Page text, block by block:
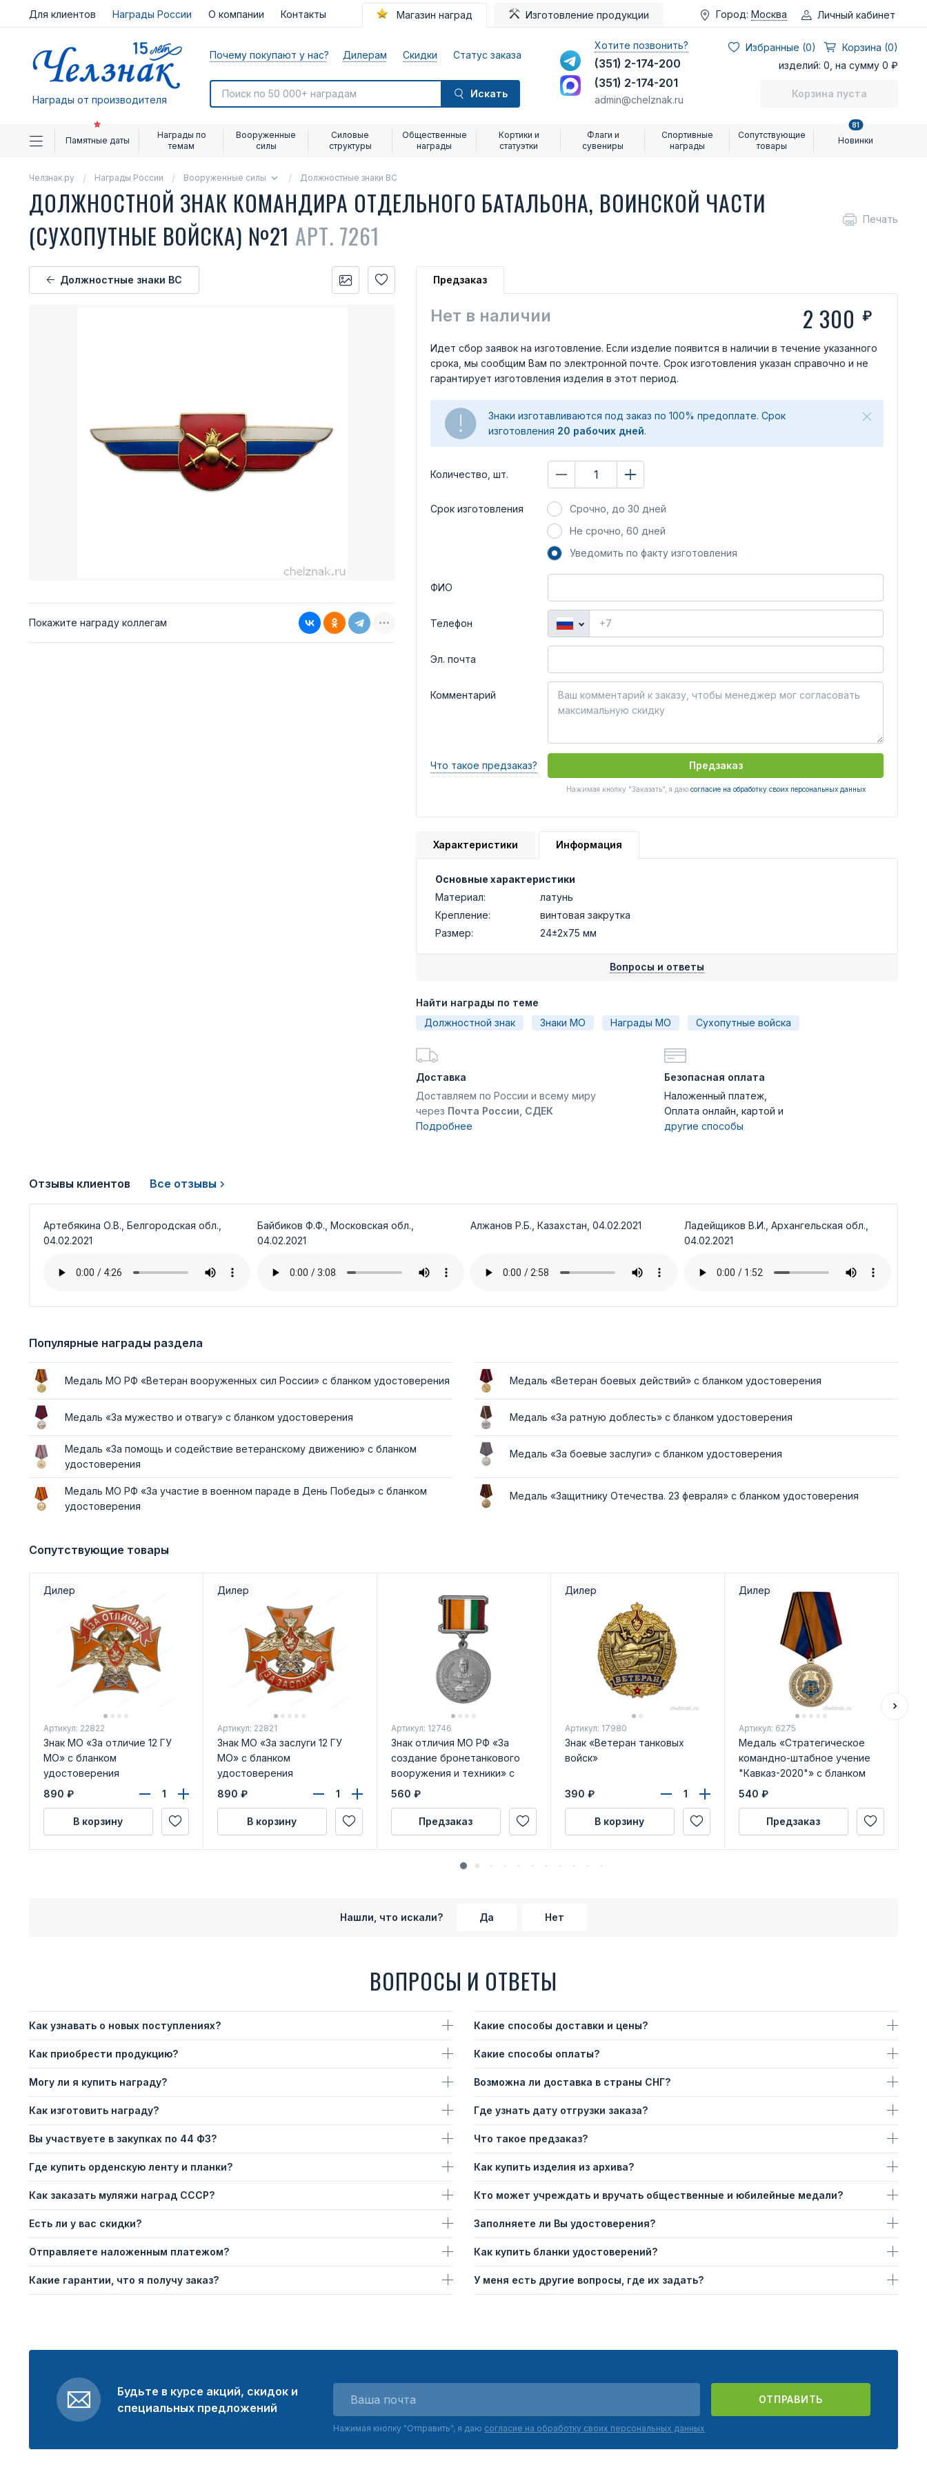
Для клиентов Награды России О компании Контакты Магазин наград Изготовление продукции Город: Москва Личный кабинет
Награды от производителя
Почему покупают у нас? Дилерам Скидки Статус заказа
Искать
Хотите позвонить?
(351) 2-174-200
(351) 2-174-201
admin@chelznak.ru
Избранные (0)
Корзина (0)
изделий: 0, на сумму 0 ₽
Корзина пуста
Памятные даты
Награды по
темам
Вооруженные
силы
Силовые
структуры
Общественные
награды
Кортики и
статуэтки
Флаги и
сувениры
Спортивные
награды
Сопутствующие
товары
Новинки
81
Челзнак.ру Награды России Вооруженные силы Должностные знаки ВС
ДОЛЖНОСТНОЙ ЗНАК КОМАНДИРА ОТДЕЛЬНОГО БАТАЛЬОНА, ВОИНСКОЙ ЧАСТИ
(СУХОПУТНЫЕ ВОЙСКА) №21 АРТ. 7261
Печать
Должностные знаки ВС
Покажите награду коллегам
Предзаказ
Нет в наличии 2 300 ₽
Идет сбор заявок на изготовление. Если изделие появится в наличии в течение указанного
срока, мы сообщим Вам по электронной почте. Срок изготовления указан справочно и не
гарантирует изготовления изделия в этот период.
Знаки изготавливаются под заказ по 100% предоплате. Срок
изготовления 20 рабочих дней.
Количество, шт.
Срок изготовления
Срочно, до 30 дней
Не срочно, 60 дней
Уведомить по факту изготовления
ФИО
Телефон
Эл. почта
Комментарий
Что такое предзаказ? Предзаказ
Нажимая кнопку "Заказать", я даю согласие на обработку своих персональных данных
Характеристики Информация
Основные характеристики
Материал:
латунь
Крепление:
винтовая закрутка
Размер:
24±2х75 мм
Вопросы и ответы
Найти награды по теме
Должностной знак
Знаки МО Награды МО Сухопутные войска
Доставка
Доставляем по России и всему миру
через Почта России, СДЕК
Подробнее
Безопасная оплата
Наложенный платеж,
Оплата онлайн, картой и
другие способы
Отзывы клиентов Все отзывы
Артебякина О.В., Белгородская обл.,
04.02.2021
Байбиков Ф.Ф., Московская обл.,
04.02.2021
Алжанов Р.Б., Казахстан, 04.02.2021
Ладейщиков В.И., Архангельская обл.,
04.02.2021
Популярные награды раздела
Медаль МО РФ «Ветеран вооруженных сил России» с бланком удостоверения Медаль «Ветеран боевых действий» с бланком удостоверения
Медаль «За мужество и отвагу» с бланком удостоверения Медаль «За ратную доблесть» с бланком удостоверения
Медаль «За помощь и содействие ветеранскому движению» с бланком
удостоверения
Медаль «За боевые заслуги» с бланком удостоверения
Медаль МО РФ «За участие в военном параде в День Победы» с бланком
удостоверения
Медаль «Защитнику Отечества. 23 февраля» с бланком удостоверения
Сопутствующие товары
Дилер
Артикул: 22822
Знак МО «За отличие 12 ГУ
МО» с бланком
удостоверения
890 ₽
В корзину
Дилер
Артикул: 22821
Знак МО «За заслуги 12 ГУ
МО» с бланком
удостоверения
890 ₽
В корзину
Артикул: 12746
Знак отличия МО РФ «За
создание бронетанкового
вооружения и техники» с
бланком удостоверения
560 ₽
Предзаказ
Дилер
Артикул: 17980
Знак «Ветеран танковых
войск»
390 ₽
В корзину
Дилер
Артикул: 6275
Медаль «Стратегическое
командно-штабное учение
"Кавказ-2020"» с бланком
удостоверения
540 ₽
Предзаказ
Нашли, что искали? Да Нет
ВОПРОСЫ И ОТВЕТЫ
Как узнавать о новых поступлениях?
Как приобрести продукцию?
Могу ли я купить награду?
Как изготовить награду?
Вы участвуете в закупках по 44 ФЗ?
Где купить орденскую ленту и планки?
Как заказать муляжи наград СССР?
Есть ли у вас скидки?
Отправляете наложенным платежом?
Какие гарантии, что я получу заказ?
Какие способы доставки и цены?
Какие способы оплаты?
Возможна ли доставка в страны СНГ?
Где узнать дату отгрузки заказа?
Что такое предзаказ?
Как купить изделия из архива?
Кто может учреждать и вручать общественные и юбилейные медали?
Заполняете ли Вы удостоверения?
Как купить бланки удостоверений?
У меня есть другие вопросы, где их задать?
Будьте в курсе акций, скидок и
специальных предложений
ОТПРАВИТЬ
Нажимая кнопку "Отправить", я даю согласие на обработку своих персональных данных